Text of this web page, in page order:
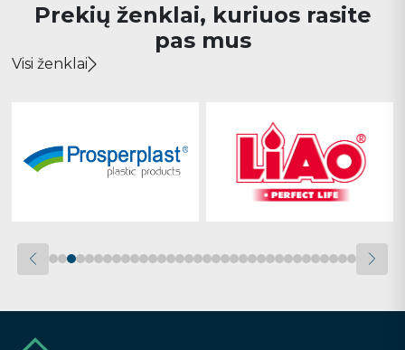
Prekių ženklai, kuriuos rasite
pas mus
Visi ženklai